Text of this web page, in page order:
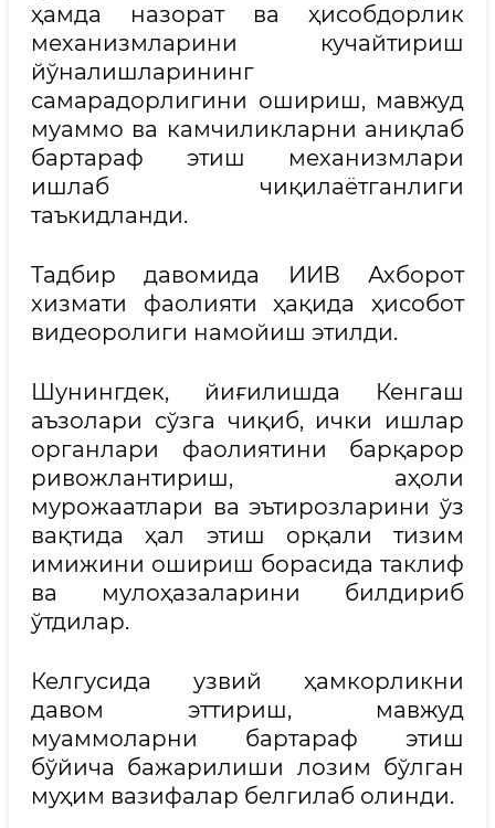
ҳамда назорат ва ҳисобдорлик
механизмларини кучайтириш
йўналишларининг
самарадорлигини ошириш, мавжуд
муаммо ва камчиликларни аниқлаб
бартараф этиш механизмлари
ишлаб чиқилаётганлиги
таъкидланди.
Тадбир давомида ИИВ Ахборот
хизмати фаолияти ҳақида ҳисобот
видеоролиги намойиш этилди.
Шунингдек, йиғилишда Кенгаш
аъзолари сўзга чиқиб, ички ишлар
органлари фаолиятини барқарор
ривожлантириш, аҳоли
мурожаатлари ва эътирозларини ўз
вақтида ҳал этиш орқали тизим
имижини ошириш борасида таклиф
ва мулоҳазаларини билдириб
ўтдилар.
Келгусида узвий ҳамкорликни
давом эттириш, мавжуд
муаммоларни бартараф этиш
бўйича бажарилиши лозим бўлган
муҳим вазифалар белгилаб олинди.